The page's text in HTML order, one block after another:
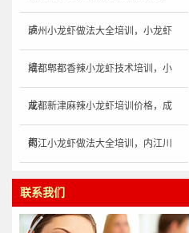
成
泸州小龙虾做法大全培训，小龙虾
培
成都郫都香辣小龙虾技术培训，小
龙
成都新津麻辣小龙虾培训价格，成
都
内江小龙虾做法大全培训，内江川
菜
联系我们